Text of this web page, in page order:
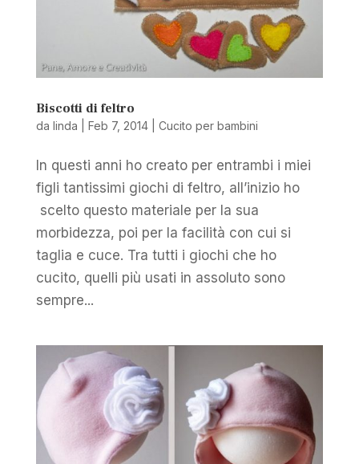
Biscotti di feltro
da linda Feb 7, 2014| Cucito per bambini
In questi anni ho creato per entrambi i miei
figli tantissimi giochi di feltro, all’inizio ho
scelto questo materiale per la sua
morbidezza, poi per la facilità con cui si
taglia e cuce. Tra tutti i giochi che ho
cucito, quelli più usati in assoluto sono
sempre...